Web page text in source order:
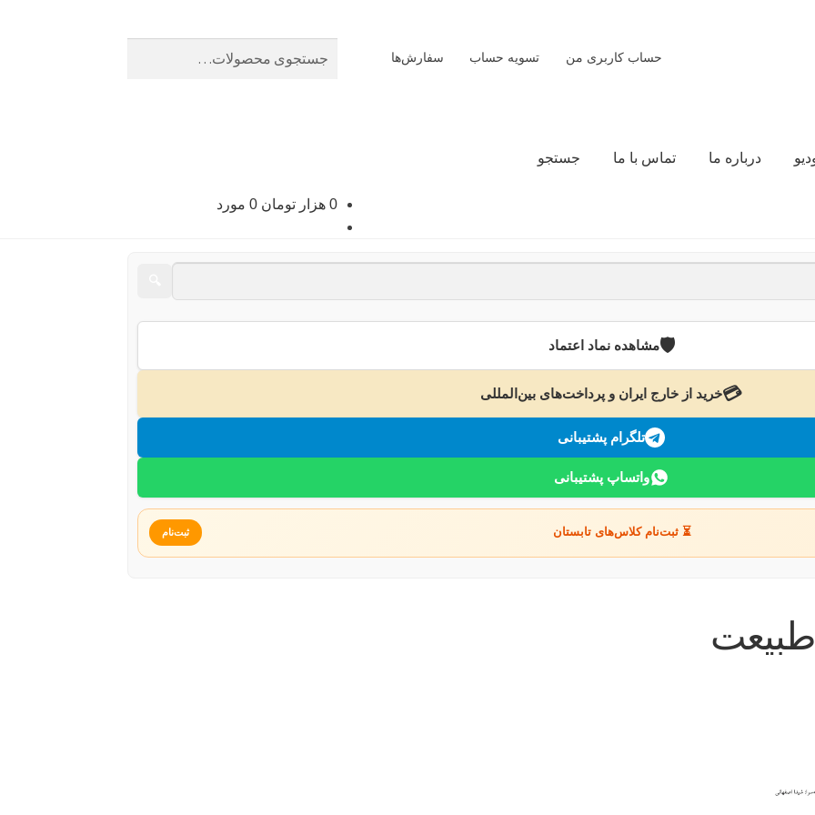
حساب کاربری من تسویه حساب سفارش‌ها
درباره ما تماس با ما جستجو
0 هزار تومان 0 مورد
🛡️مشاهده نماد اعتماد
💳خرید از خارج ایران و پرداخت‌های بین‌المللی
تلگرام پشتیبانی
واتساپ پشتیبانی
⏳ ثبت‌نام کلاس‌های تابستان ثبت‌نام